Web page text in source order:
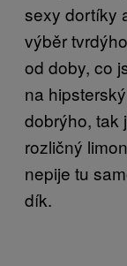
sexy dortíky
výběr
od doby, co
na
dobrýho, tak
rozličný
nepije tu
dík.